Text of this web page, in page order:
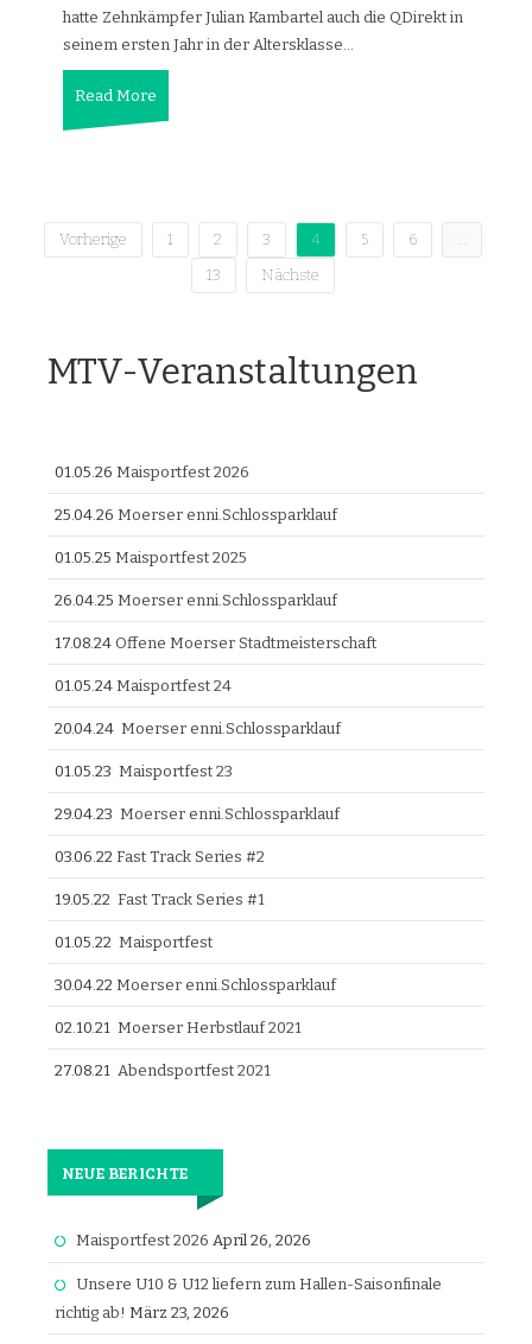
hatte Zehnkämpfer Julian Kambartel auch die QDirekt in
seinem ersten Jahr in der Altersklasse…
Read More
Seitennummerierung
Vorherige 1 2 3 4 5 6
…
13
Nächste
MTV-Veranstaltungen
01.05.26 Maisportfest 2026
25.04.26 Moerser enni.Schlossparklauf
01.05.25 Maisportfest 2025
26.04.25 Moerser enni.Schlossparklauf
17.08.24 Offene Moerser Stadtmeisterschaft
01.05.24 Maisportfest 24
20.04.24 Moerser enni.Schlossparklauf
01.05.23 Maisportfest 23
29.04.23 Moerser enni.Schlossparklauf
03.06.22 Fast Track Series #2
19.05.22 Fast Track Series #1
01.05.22 Maisportfest
30.04.22 Moerser enni.Schlossparklauf
02.10.21 Moerser Herbstlauf 2021
27.08.21 Abendsportfest 2021
NEUE BERICHTE
Maisportfest 2026 April 26, 2026
Unsere U10 & U12 liefern zum Hallen-Saisonfinale
richtig ab! März 23, 2026